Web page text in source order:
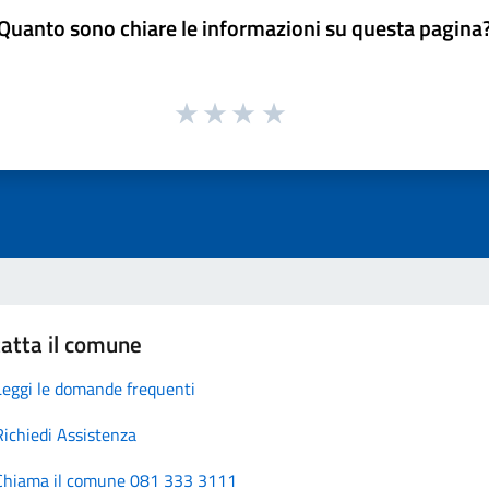
sono chiare le informazioni su questa
il comune
le domande frequenti
Assistenza
il comune 081 333 3111